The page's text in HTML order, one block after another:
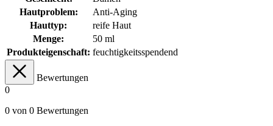
Hautproblem:
Anti-Aging
Hauttyp:
reife Haut
Menge:
50 ml
Produkteigenschaft: feuchtigkeitsspendend
Bewertungen
0
0 von 0 Bewertungen